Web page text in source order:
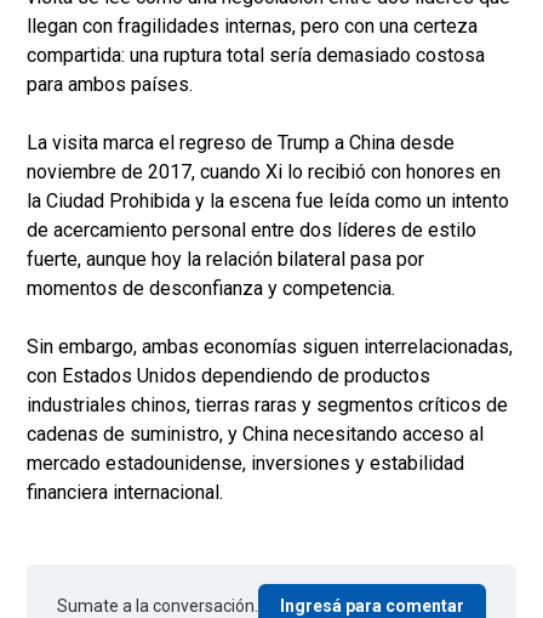
llegan con fragilidades internas, pero con una certeza
compartida: una ruptura total sería demasiado costosa
para ambos países.
La visita marca el regreso de Trump a China desde
noviembre de 2017, cuando Xi lo recibió con honores en
la Ciudad Prohibida y la escena fue leída como un intento
de acercamiento personal entre dos líderes de estilo
fuerte, aunque hoy la relación bilateral pasa por
momentos de desconfianza y competencia.
Sin embargo, ambas economías siguen interrelacionadas,
con Estados Unidos dependiendo de productos
industriales chinos, tierras raras y segmentos críticos de
cadenas de suministro, y China necesitando acceso al
mercado estadounidense, inversiones y estabilidad
financiera internacional.
Sumate a la conversación. Ingresá para comentar